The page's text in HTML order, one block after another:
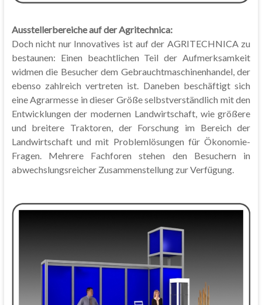
Ausstellerbereiche auf der Agritechnica:
Doch nicht nur Innovatives ist auf der AGRITECHNICA zu
bestaunen: Einen beachtlichen Teil der Aufmerksamkeit
widmen die Besucher dem Gebrauchtmaschinenhandel, der
ebenso zahlreich vertreten ist. Daneben beschäftigt sich
eine Agrarmesse in dieser Größe selbstverständlich mit den
Entwicklungen der modernen Landwirtschaft, wie größere
und breitere Traktoren, der Forschung im Bereich der
Landwirtschaft und mit Problemlösungen für Ökonomie-
Fragen. Mehrere Fachforen stehen den Besuchern in
abwechslungsreicher Zusammenstellung zur Verfügung.